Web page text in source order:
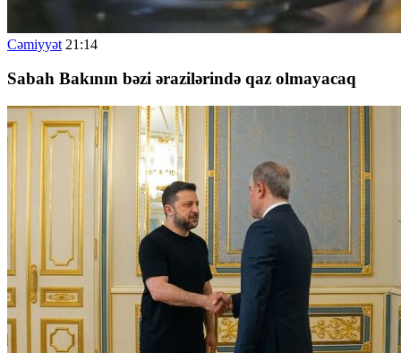
Cəmiyyət 21:14
Sabah Bakının bəzi ərazilərində qaz olmayacaq